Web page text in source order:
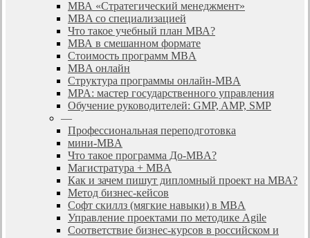
МВА «Cтратегический менеджмент»
MBA со специализацией
Что такое учебный план МВА?
МВА в смешанном формате
Стоимость программ MBA
MBA онлайн
Cтруктура программы онлайн-MBA
MPA: мастер государственного управления
Обучение руководителей: GMP, AMP, SMP
—
Профессиональная переподготовка
мини-MBA
Что такое программа До-MBA?
Магистратура + MBA
Как и зачем пишут дипломный проект на МВА?
Метод бизнес-кейсов
Софт скиллз (мягкие навыки) в MBA
Управление проектами по методике Agile
Соответствие бизнес-курсов в российском и